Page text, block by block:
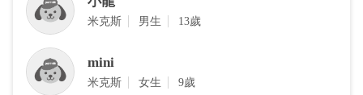
‎米克斯 男生 13歲
mini
米克斯 女生 9歲